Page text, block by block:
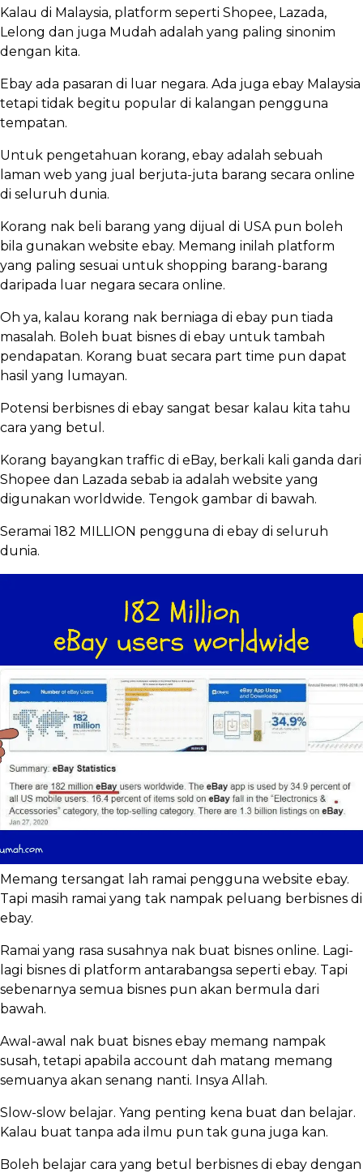
Kalau di Malaysia, platform seperti Shopee, Lazada,
Lelong dan juga Mudah adalah yang paling sinonim
dengan kita.
Ebay ada pasaran di luar negara. Ada juga ebay Malaysia
tetapi tidak begitu popular di kalangan pengguna
tempatan.
Untuk pengetahuan korang, ebay adalah sebuah
laman web yang jual berjuta-juta barang secara online
di seluruh dunia.
Korang nak beli barang yang dijual di USA pun boleh
bila gunakan website ebay. Memang inilah platform
yang paling sesuai untuk shopping barang-barang
daripada luar negara secara online.
Oh ya, kalau korang nak berniaga di ebay pun tiada
masalah. Boleh buat bisnes di ebay untuk tambah
pendapatan. Korang buat secara part time pun dapat
hasil yang lumayan.
Potensi berbisnes di ebay sangat besar kalau kita tahu
cara yang betul.
Korang bayangkan traffic di eBay, berkali kali ganda dari
Shopee dan Lazada sebab ia adalah website yang
digunakan worldwide. Tengok gambar di bawah.
Seramai 182 MILLION pengguna di ebay di seluruh
dunia.
Memang tersangat lah ramai pengguna website ebay.
Tapi masih ramai yang tak nampak peluang berbisnes di
ebay.
Ramai yang rasa susahnya nak buat bisnes online. Lagi-
lagi bisnes di platform antarabangsa seperti ebay. Tapi
sebenarnya semua bisnes pun akan bermula dari
bawah.
Awal-awal nak buat bisnes ebay memang nampak
susah, tetapi apabila account dah matang memang
semuanya akan senang nanti. Insya Allah.
Slow-slow belajar. Yang penting kena buat dan belajar.
Kalau buat tanpa ada ilmu pun tak guna juga kan.
Boleh belajar cara yang betul berbisnes di ebay dengan